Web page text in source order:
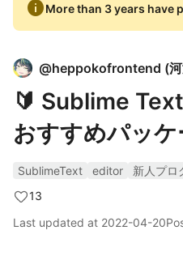
infoMore than 3 years have
@heppokofrontend (
🔰 Sublime
おすすめパッケ
SublimeText editor 新人プロ
13
Last updated at 2022-04-20